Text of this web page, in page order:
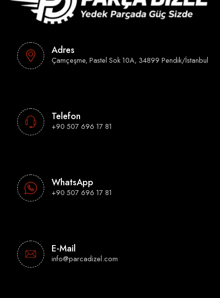
Adres
Çamçeşme, Pastel Sok 10A, 34899 Pendik/İstanbul
Telefon
+90 507 696 17 81
WhatsApp
+90 507 696 17 81
E-Mail
info@parcadizel.com